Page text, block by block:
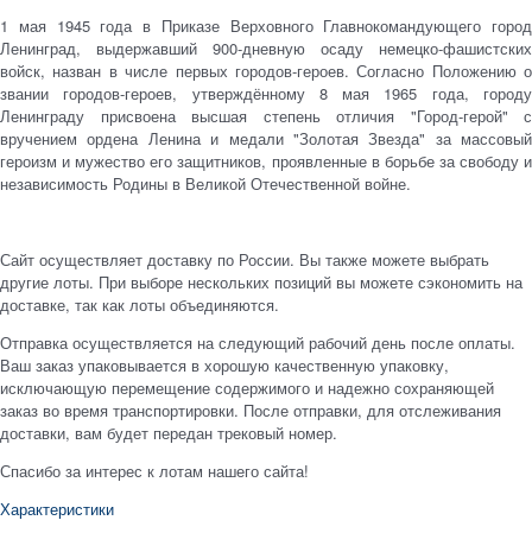
1 мая 1945 года в Приказе Верховного Главнокомандующего город
Ленинград, выдержавший 900-дневную осаду немецко-фашистских
войск, назван в числе первых городов-героев. Согласно Положению о
звании городов-героев, утверждённому 8 мая 1965 года, городу
Ленинграду присвоена высшая степень отличия "Город-герой" с
вручением ордена Ленина и медали "Золотая Звезда" за массовый
героизм и мужество его защитников, проявленные в борьбе за свободу и
независимость Родины в Великой Отечественной войне.
Сайт осуществляет доставку по России. Вы также можете выбрать
другие лоты. При выборе нескольких позиций вы можете сэкономить на
доставке, так как лоты объединяются.
Отправка осуществляется на следующий рабочий день после оплаты.
Ваш заказ упаковывается в хорошую качественную упаковку,
исключающую перемещение содержимого и надежно сохраняющей
заказ во время транспортировки. После отправки, для отслеживания
доставки, вам будет передан трековый номер.
Спасибо за интерес к лотам нашего сайта!
Характеристики